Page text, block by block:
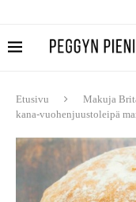
Etusivu Makuja
kana-vuohenjuustoleipä